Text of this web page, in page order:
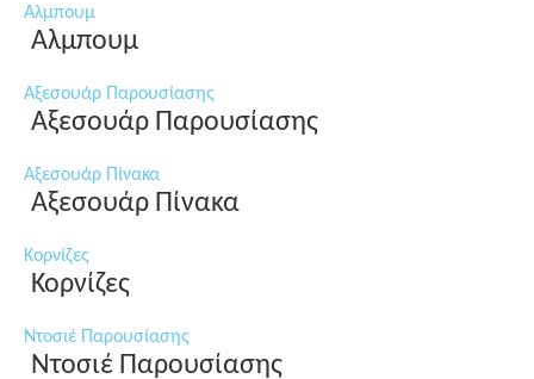
Αλμπουμ
Αλμπουμ
Αξεσουάρ Παρουσίασης
Αξεσουάρ Παρουσίασης
Αξεσουάρ Πίνακα
Αξεσουάρ Πίνακα
Κορνίζες
Κορνίζες
Ντοσιέ Παρουσίασης
Ντοσιέ Παρουσίασης